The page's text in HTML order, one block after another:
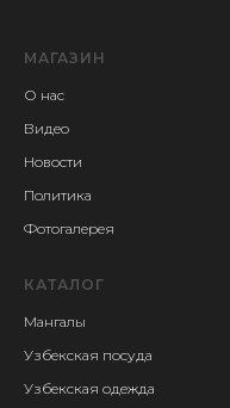
МАГАЗИН
О нас
Видео
Новости
Политика
Фотогалерея
КАТАЛОГ
Мангалы
Узбекская посуда
Узбекская одежда